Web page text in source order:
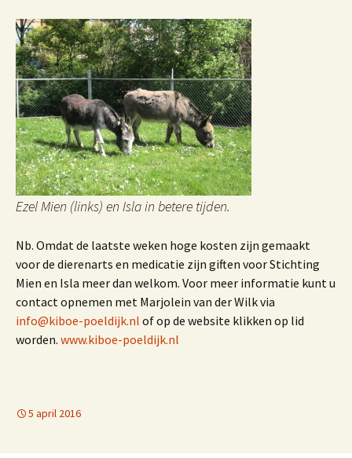
Ezel Mien (links) en Isla in betere tijden.
Nb. Omdat de laatste weken hoge kosten zijn gemaakt
voor de dierenarts en medicatie zijn giften voor Stichting
Mien en Isla meer dan welkom. Voor meer informatie kunt u
contact opnemen met Marjolein van der Wilk via
info@kiboe-poeldijk.nl of op de website klikken op lid
worden. www.kiboe-poeldijk.nl
5 april 2016